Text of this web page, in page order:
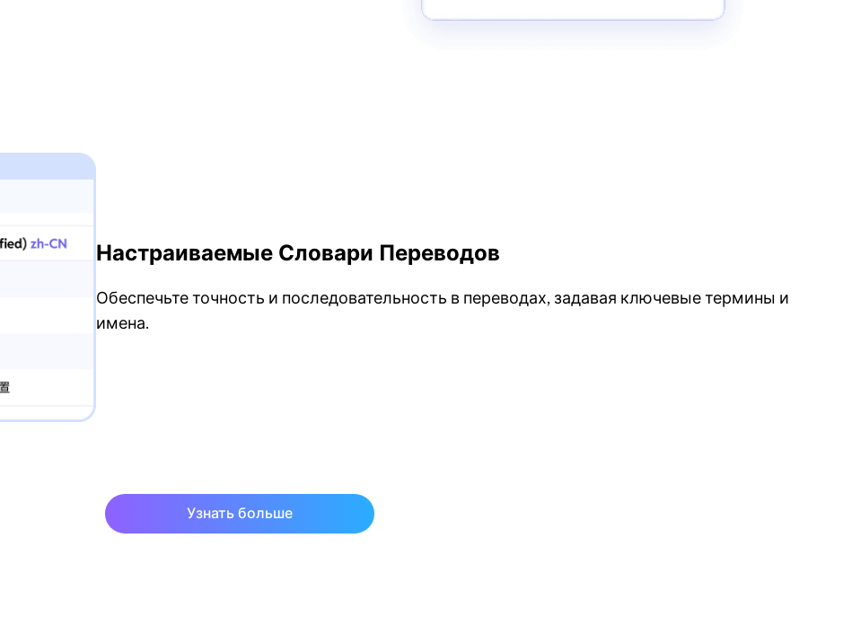
Настраиваемые Словари Переводов
Обеспечьте точность и последовательность в переводах, задавая ключевые термины и
имена.
Узнать больше